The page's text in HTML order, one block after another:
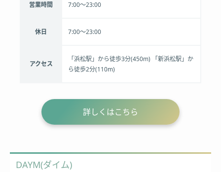
営業時間 7:00～23:00
休日 7:00～23:00
アクセス
「浜松駅」から徒歩3分(450m) 「新浜松駅」か
ら徒歩2分(110m)
詳しくはこちら
DAYM(ダイム)